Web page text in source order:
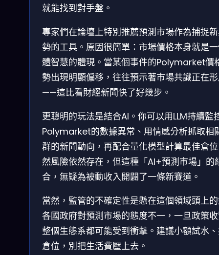
就能找到對手盤。
專家們在論壇上特別推薦預測市場作為捕捉
勢的工具。原因很簡單：市場價格本身就是
體智慧的體現。當某個事件的Polymarket價
勢出現明顯偏移，往往預示著市場共識正在
——這比看財經新聞快了好幾步。
更聰明的玩法是結合AI。你可以用LLM持續監
Polymarket的數據異常、用情感分析抓取相
群的新聞動向，再配合量化模型計算最佳倉
然風險依然存在，但這種「AI+預測市場」的
合，無疑為被動收入開闢了一條新賽道。
當然，監管的不確定性是懸在這個領域頭上
各國政府對預測市場的態度不一，一旦政策
整個生態系都可能受到衝擊。建議小額試水
倉位，別把生活費壓上去。